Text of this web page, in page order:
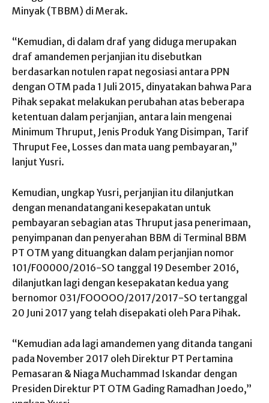
Minyak (TBBM) di Merak.
“Kemudian, di dalam draf yang diduga merupakan
draf amandemen perjanjian itu disebutkan
berdasarkan notulen rapat negosiasi antara PPN
dengan OTM pada 1 Juli 2015, dinyatakan bahwa Para
Pihak sepakat melakukan perubahan atas beberapa
ketentuan dalam perjanjian, antara lain mengenai
Minimum Thruput, Jenis Produk Yang Disimpan, Tarif
Thruput Fee, Losses dan mata uang pembayaran,”
lanjut Yusri.
Kemudian, ungkap Yusri, perjanjian itu dilanjutkan
dengan menandatangani kesepakatan untuk
pembayaran sebagian atas Thruput jasa penerimaan,
penyimpanan dan penyerahan BBM di Terminal BBM
PT OTM yang dituangkan dalam perjanjian nomor
101/F00000/2016-SO tanggal 19 Desember 2016,
dilanjutkan lagi dengan kesepakatan kedua yang
bernomor 031/FOOOOO/2017/2017-SO tertanggal
20 Juni 2017 yang telah disepakati oleh Para Pihak.
“Kemudian ada lagi amandemen yang ditanda tangani
pada November 2017 oleh Direktur PT Pertamina
Pemasaran & Niaga Muchammad Iskandar dengan
Presiden Direktur PT OTM Gading Ramadhan Joedo,”